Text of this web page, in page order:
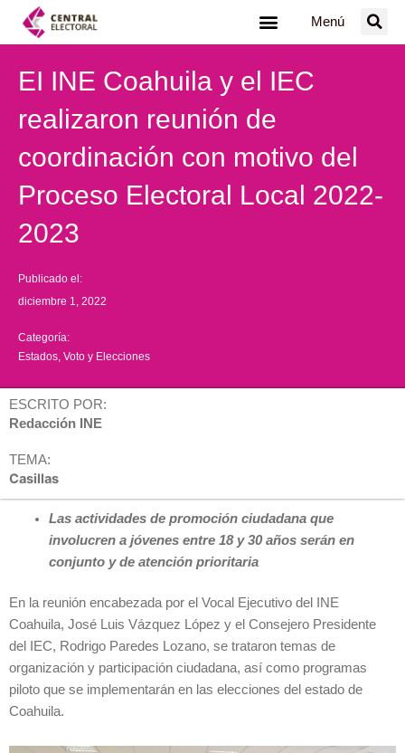
Menú
EI INE Coahuila y el IEC
realizaron reunión de
coordinación con motivo del
Proceso Electoral Local 2022-
2023
Publicado el:
diciembre 1, 2022
Categoría:
Estados Voto y Elecciones
ESCRITO POR:
Redacción INE
TEMA:
Casillas
Las actividades de promoción ciudadana que
involucren a jóvenes entre 18 y 30 años serán en
conjunto y de atención prioritaria
En la reunión encabezada por el Vocal Ejecutivo del INE
Coahuila, José Luis Vázquez López y el Consejero Presidente
del IEC, Rodrigo Paredes Lozano, se trataron temas de
organización y participación ciudadana, así como programas
piloto que se implementarán en las elecciones del estado de
Coahuila.